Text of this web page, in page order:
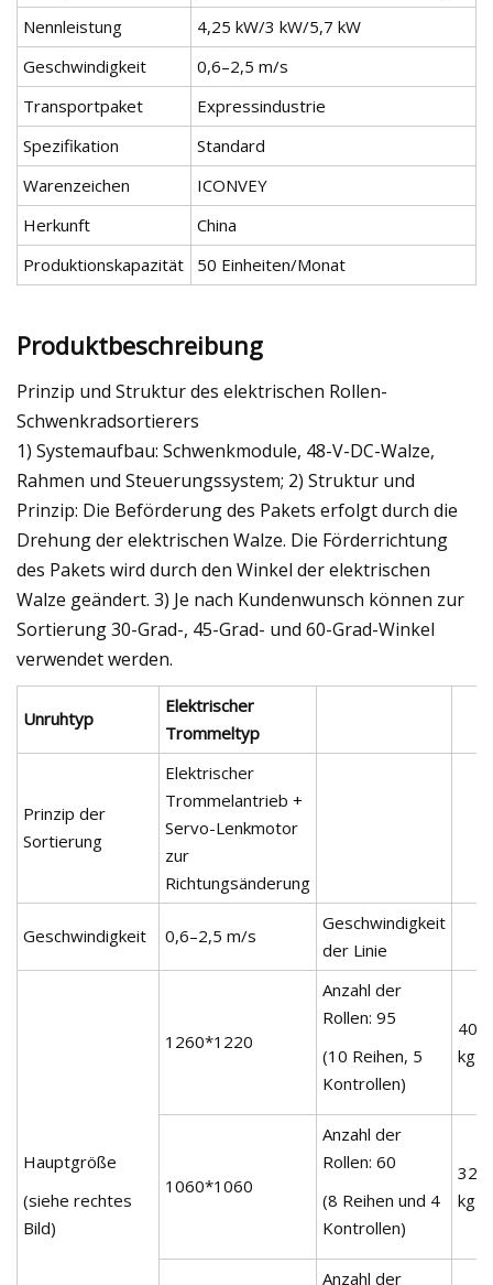
Nennleistung
4,25 kW/3 kW/5,7 kW
Geschwindigkeit
0,6–2,5 m/s
Transportpaket
Expressindustrie
Spezifikation
Standard
Warenzeichen
ICONVEY
Herkunft
China
Produktionskapazität
50 Einheiten/Monat
Produktbeschreibung
Prinzip und Struktur des elektrischen Rollen-
Schwenkradsortierers
1) Systemaufbau: Schwenkmodule, 48-V-DC-Walze,
Rahmen und Steuerungssystem; 2) Struktur und
Prinzip: Die Beförderung des Pakets erfolgt durch die
Drehung der elektrischen Walze. Die Förderrichtung
des Pakets wird durch den Winkel der elektrischen
Walze geändert. 3) Je nach Kundenwunsch können zur
Sortierung 30-Grad-, 45-Grad- und 60-Grad-Winkel
verwendet werden.
Unruhtyp
Elektrischer
Trommeltyp
Prinzip der
Sortierung
Elektrischer
Trommelantrieb +
Servo-Lenkmotor
zur
Richtungsänderung
Geschwindigkeit 0,6–2,5 m/s
Geschwindigkeit
der Linie
Hauptgröße
(siehe rechtes
Bild)
1260*1220
Anzahl der
Rollen: 95
(10 Reihen, 5
Kontrollen)
400
kg
1060*1060
Anzahl der
Rollen: 60
(8 Reihen und 4
Kontrollen)
320
kg
Anzahl der